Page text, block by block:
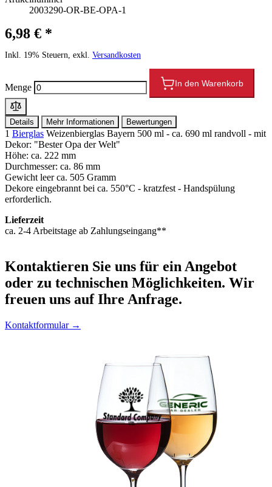
2003290-OR-BE-OPA-1
6,98 € *
Inkl. 19% Steuern, exkl. Versandkosten
Menge In den Warenkorb
Details Mehr Informationen Bewertungen
1 Bierglas Weizenbierglas Bayern 500 ml - ca. 690 ml randvoll - mit
Dekor: "Bester Opa der Welt"
Höhe: ca. 222 mm
Durchmesser: ca. 86 mm
Gewicht leer ca. 505 Gramm
Dekore eingebrannt bei ca. 550°C - kratzfest - Handspülung
erforderlich.
Lieferzeit
ca. 2-4 Arbeitstage ab Zahlungseingang**
Kontaktieren Sie uns für ein Angebot
oder zu technischen Möglichkeiten. Wir
freuen uns auf Ihre Anfrage.
Kontaktformular →